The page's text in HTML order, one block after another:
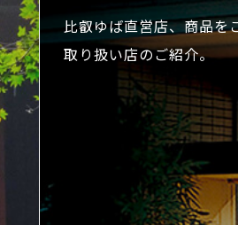
比叡ゆば直営店、商品を
取り扱い店のご紹介。